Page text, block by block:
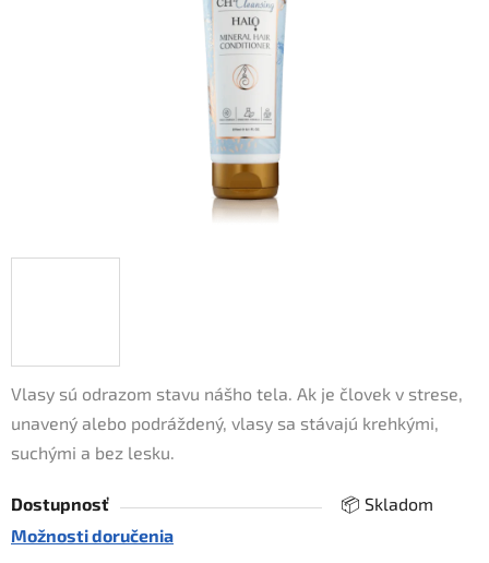
Vlasy sú odrazom stavu nášho tela. Ak je človek v strese,
unavený alebo podráždený, vlasy sa stávajú krehkými,
suchými a bez lesku.
Dostupnosť
📦 Skladom
Možnosti doručenia